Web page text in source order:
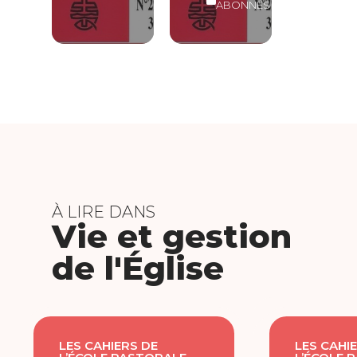
ABONNÉS
À LIRE DANS
Vie et gestion
de l'Église
LES CAHIERS DE LES